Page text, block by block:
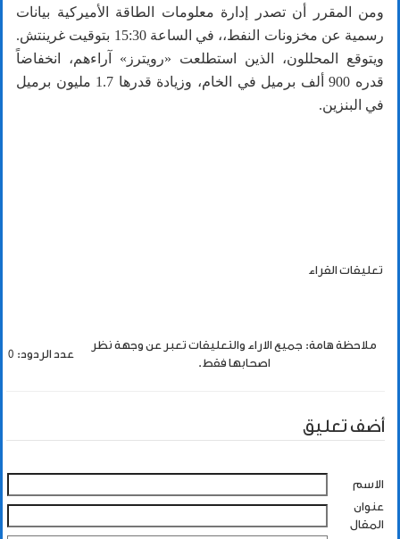
ومن المقرر أن تصدر إدارة معلومات الطاقة الأميركية بيانات
رسمية عن مخزونات النفط،، في الساعة 15:30 بتوقيت غرينتش.
ويتوقع المحللون، الذين استطلعت «رويترز» آراءهم، انخفاضاً
قدره 900 ألف برميل في الخام، وزيادة قدرها 1.7 مليون برميل
في البنزين.
تعليقات القراء
ملاحظة هامة: جميع الاراء والتعليقات تعبر عن وجهة نظر
اصحابها فقط.
عدد الردود: 0
أضف تعليق
الاسم
عنوان
المقال